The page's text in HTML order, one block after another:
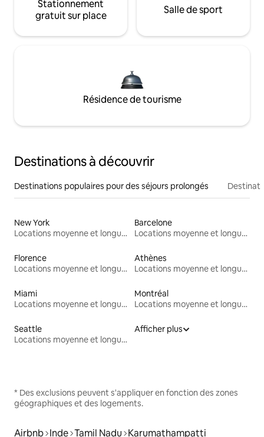
Stationnement
gratuit sur place
Salle de sport
Résidence de tourisme
Destinations à découvrir
Destinations populaires pour des séjours prolongés
New York
Locations moyenne et longue durée
Barcelone
Locations moyenne et longue durée
Florence
Locations moyenne et longue durée
Athènes
Locations moyenne et longue durée
Miami
Locations moyenne et longue durée
Montréal
Locations moyenne et longue durée
Seattle
Locations moyenne et longue durée
Afficher plus
* Des exclusions peuvent s'appliquer en fonction des zones
géographiques et des logements.
Airbnb Inde Tamil Nadu Karumathampatti